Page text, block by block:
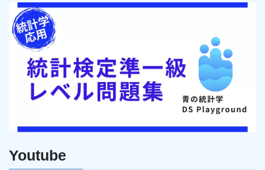
Youtube